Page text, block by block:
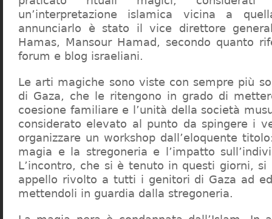
un’interpretazione islamica vicina a
annunciarlo è stato il vice direttore
Hamas, Mansour Hamad, secondo quanto
forum e blog israeliani.
Le arti magiche sono viste con sempre più
di Gaza, che le ritengono in grado di
coesione familiare e l’unità della società
considerato elevato al punto da spingere i
organizzare un workshop dall’eloquente
magia e la stregoneria e l’impatto
L’incontro, che si è tenuto in questi giorni, si
appello rivolto a tutti i genitori di Gaza ad
mettendoli in guardia dalla stregoneria.